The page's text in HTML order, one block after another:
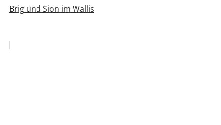
Brig und Sion im Wallis